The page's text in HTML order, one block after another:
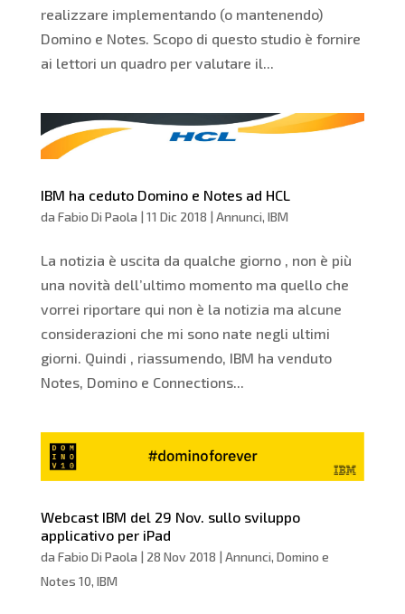
realizzare implementando (o mantenendo)
Domino e Notes. Scopo di questo studio è fornire
ai lettori un quadro per valutare il...
IBM ha ceduto Domino e Notes ad HCL
da Fabio Di Paola 11 Dic 2018 Annunci, IBM
La notizia è uscita da qualche giorno , non è più
una novità dell’ultimo momento ma quello che
vorrei riportare qui non è la notizia ma alcune
considerazioni che mi sono nate negli ultimi
giorni. Quindi , riassumendo, IBM ha venduto
Notes, Domino e Connections...
Webcast IBM del 29 Nov. sullo sviluppo
applicativo per iPad
da Fabio Di Paola | 28 Nov 2018 | Annunci, Domino e
Notes 10, IBM